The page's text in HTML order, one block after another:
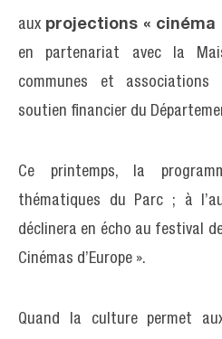
aux projections « cinéma
en partenariat avec la
communes et associations
soutien financier du
Ce printemps, la
thématiques du Parc ; à
déclinera en écho au festival
Cinémas d’Europe ».
Quand la culture permet